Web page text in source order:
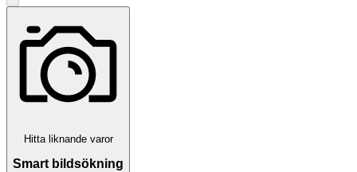
Hitta liknande varor
Smart bildsökning